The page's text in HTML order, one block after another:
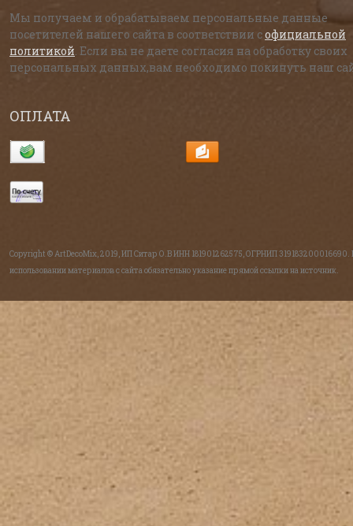
Мы получаем и обрабатываем персональные данные
посетителей нашего сайта в соответствии софициальной
политикой . Если вы не даете согласия на обработку своих
персональных данных,вам необходимо покинуть наш
ОПЛАТА
Copyright © ArtDecoMix, 2019, ИП Ситар О.В ИНН 181901262575, ОГРНИП 319183200016690.
использовании материалов с сайта обязательно указание прямой ссылки на источник.